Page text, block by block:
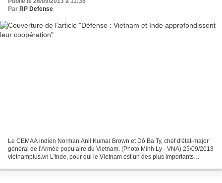
Par RP Defense
Le CEMAA indien Norman Anil Kumar Brown et Dô Ba Ty, chef d'état-major
général de l'Armée populaire du Vietnam. (Photo Minh Ly - VNA) 25/09/2013
vietnamplus.vn L'Inde, pour qui le Vietnam est un des plus importants